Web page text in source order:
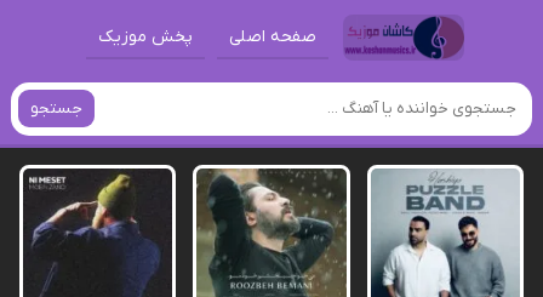
صفحه اصلی پخش موزیک
جستجو